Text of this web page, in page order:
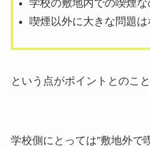
学校の敷地内での喫煙な
喫煙以外に大きな問題
という点がポイントとのこと
学校側にとっては”敷地外で